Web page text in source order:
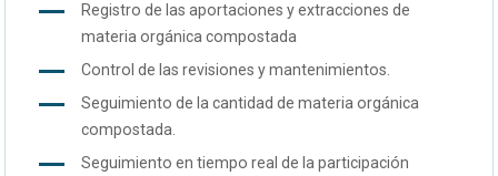
Registro de las aportaciones y extracciones de
materia orgánica compostada
Control de las revisiones y mantenimientos.
Seguimiento de la cantidad de materia orgánica
compostada.
Seguimiento en tiempo real de la participación